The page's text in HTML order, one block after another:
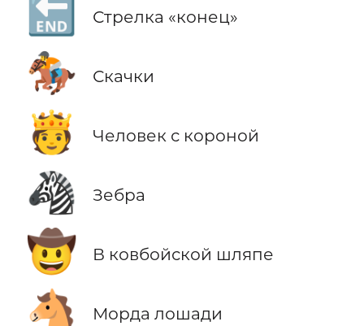
🔚 Стрелка «конец»
🏇 Скачки
🫅 Человек с короной
🦓 Зебра
🤠 В ковбойской шляпе
🐴 Морда лошади